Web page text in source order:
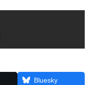
Bluesky